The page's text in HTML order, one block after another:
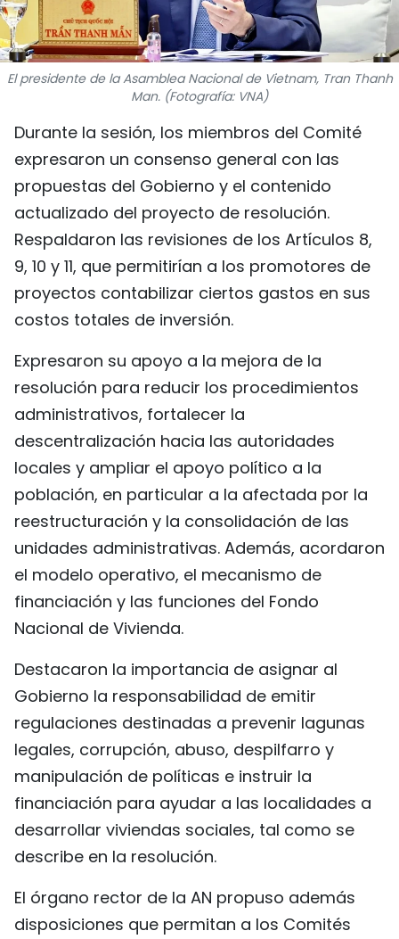
¿QUIÉNES SOMOS?
TIẾNG VIỆT
ENGLISH
中文
FRANÇAIS
РУССКИЙ
El presidente de la Asamblea Nacional de Vietnam, Tran Thanh
Man. (Fotografía: VNA)
Durante la sesión, los miembros del Comité
expresaron un consenso general con las
propuestas del Gobierno y el contenido
actualizado del proyecto de resolución.
Respaldaron las revisiones de los Artículos 8,
9, 10 y 11, que permitirían a los promotores de
proyectos contabilizar ciertos gastos en sus
costos totales de inversión.
Expresaron su apoyo a la mejora de la
resolución para reducir los procedimientos
administrativos, fortalecer la
descentralización hacia las autoridades
locales y ampliar el apoyo político a la
población, en particular a la afectada por la
reestructuración y la consolidación de las
unidades administrativas. Además, acordaron
el modelo operativo, el mecanismo de
financiación y las funciones del Fondo
Nacional de Vivienda.
Destacaron la importancia de asignar al
Gobierno la responsabilidad de emitir
regulaciones destinadas a prevenir lagunas
legales, corrupción, abuso, despilfarro y
manipulación de políticas e instruir la
financiación para ayudar a las localidades a
desarrollar viviendas sociales, tal como se
describe en la resolución.
El órgano rector de la AN propuso además
disposiciones que permitan a los Comités